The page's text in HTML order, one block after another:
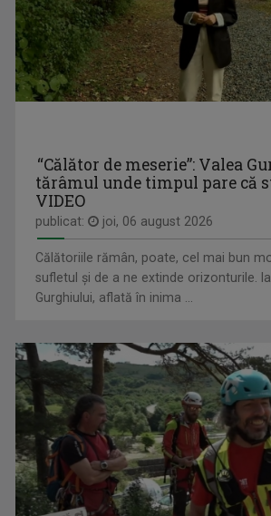
ARENA
Marți, ora 13.05
MONOCROM
Sâmbăta, ora 8.00, TVR3
MIRELA GIODEA
Mirela Giodea prezintă emisiunea „Cu cărțile ...
“Călător de meserie”: Valea
tărâmul unde timpul pare că
VIDEO
publicat: joi, 06 august 2026
Călătoriile rămân, poate, cel mai bun
sufletul și de a ne extinde orizonturile.
Gurghiului, aflată în inima ...